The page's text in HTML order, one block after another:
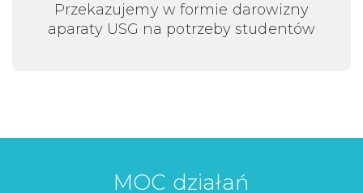
Przekazujemy w formie darowizny
aparaty USG na potrzeby studentów
MOC działań